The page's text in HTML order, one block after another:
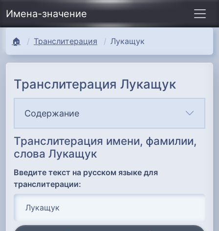
Имена-значение
🏠 Транслитерация Лукащук
Транслитерация Лукащук
Содержание
Транслитерация имени, фамилии,
слова Лукащук
Введите текст на русском языке для
транслитерации: